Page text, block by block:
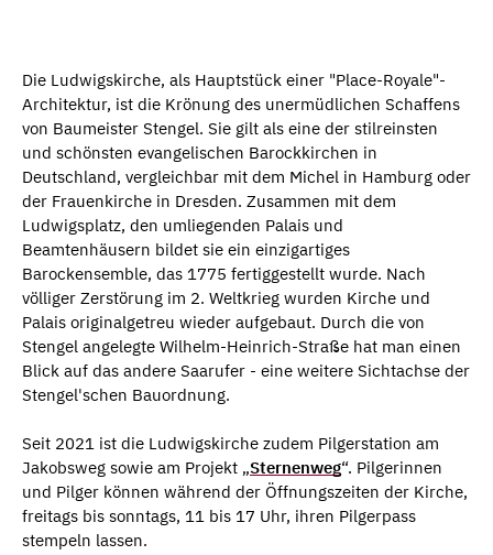
Die Ludwigskirche, als Hauptstück einer "Place-Royale"-
Architektur, ist die Krönung des unermüdlichen Schaffens
von Baumeister Stengel. Sie gilt als eine der stilreinsten
und schönsten evangelischen Barockkirchen in
Deutschland, vergleichbar mit dem Michel in Hamburg oder
der Frauenkirche in Dresden. Zusammen mit dem
Ludwigsplatz, den umliegenden Palais und
Beamtenhäusern bildet sie ein einzigartiges
Barockensemble, das 1775 fertiggestellt wurde. Nach
völliger Zerstörung im 2. Weltkrieg wurden Kirche und
Palais originalgetreu wieder aufgebaut. Durch die von
Stengel angelegte Wilhelm-Heinrich-Straße hat man einen
Blick auf das andere Saarufer - eine weitere Sichtachse der
Stengel'schen Bauordnung.
Seit 2021 ist die Ludwigskirche zudem Pilgerstation am
Jakobsweg sowie am Projekt „Sternenweg“. Pilgerinnen
und Pilger können während der Öffnungszeiten der Kirche,
freitags bis sonntags, 11 bis 17 Uhr, ihren Pilgerpass
stempeln lassen.